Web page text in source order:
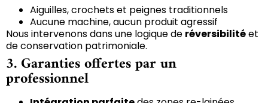
Aiguilles, crochets et peignes traditionnels
Aucune machine, aucun produit agressif
Nous intervenons dans une logique de réversibilitéet
de conservation patrimoniale.
3. Garanties offertes par un
professionnel